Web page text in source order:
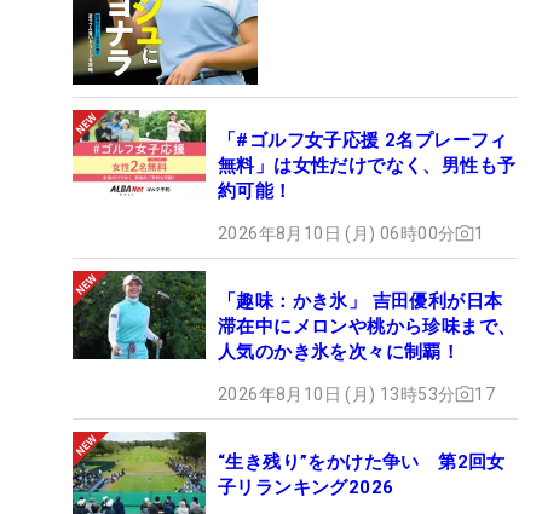
「#ゴルフ女子応援 2名プレーフィ
無料」は女性だけでなく、男性も予
約可能！
2026年8月10日 (月) 06時00分 1
「趣味：かき氷」 吉田優利が日本
滞在中にメロンや桃から珍味まで、
人気のかき氷を次々に制覇！
2026年8月10日 (月) 13時53分 17
“生き残り”をかけた争い 第2回女
子リランキング2026